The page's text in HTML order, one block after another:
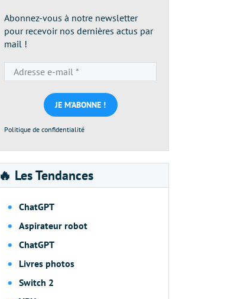
Abonnez-vous à notre newsletter
pour recevoir nos dernières actus par
mail !
e-
mail
*
Politique de confidentialité
🔥 Les Tendances
ChatGPT
Aspirateur robot
ChatGPT
Livres photos
Switch 2